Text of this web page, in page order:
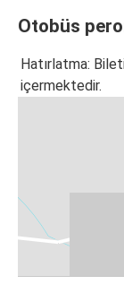
Otobüs
Hatırlatma:
içermektedir.